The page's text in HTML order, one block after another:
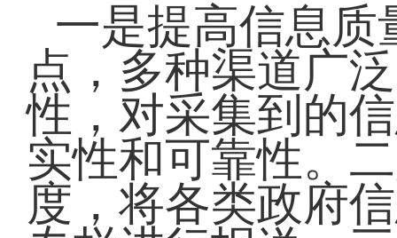
一是提高信息质
点，多种渠道广
性，对采集到的
实性和可靠性。
度，将各类政府